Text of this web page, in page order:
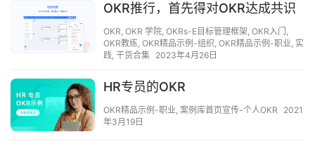
OKR推行，首先得对OKR达成共识
OKR, OKR 学院, OKRs-E目标管理框架, OKR入门 ,
OKR教练, OKR精品示例-组织, OKR精品示例-职业, 实
践, 干货合集 2023年4月26日
HR专员的OKR
OKR精品示例-职业, 案例库首页宣传-个人OKR
2021
年3月19日